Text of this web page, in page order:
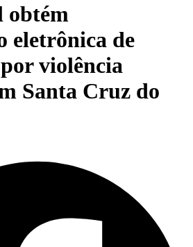
obtém
eletrônica de
violência
Santa Cruz do